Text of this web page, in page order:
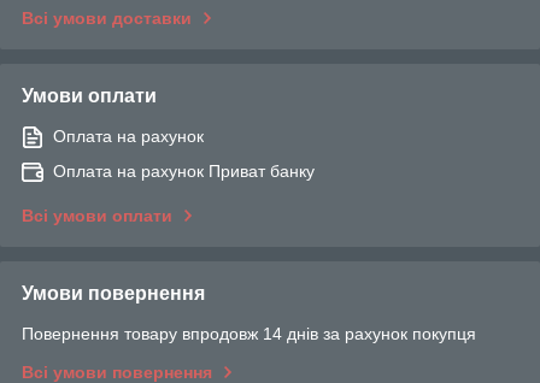
Всі умови доставки
Умови оплати
Оплата на рахунок
Оплата на рахунок Приват банку
Всі умови оплати
Умови повернення
Повернення товару впродовж 14 днів за рахунок покупця
Всі умови повернення